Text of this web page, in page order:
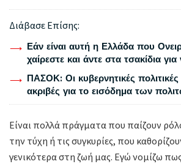
Διάβασε Επίσης:
Εάν είναι αυτή η Ελλάδα που
χαίρεστε και άντε στα τσακίδια
ΠΑΣΟΚ: Οι κυβερνητικές πολιτικές
ακριβές για το εισόδημα των
Είναι πολλά πράγματα που παίζουν
την τύχη ή τις συγκυρίες, που
γενικότερα στη ζωή μας. Εγώ νομίζω